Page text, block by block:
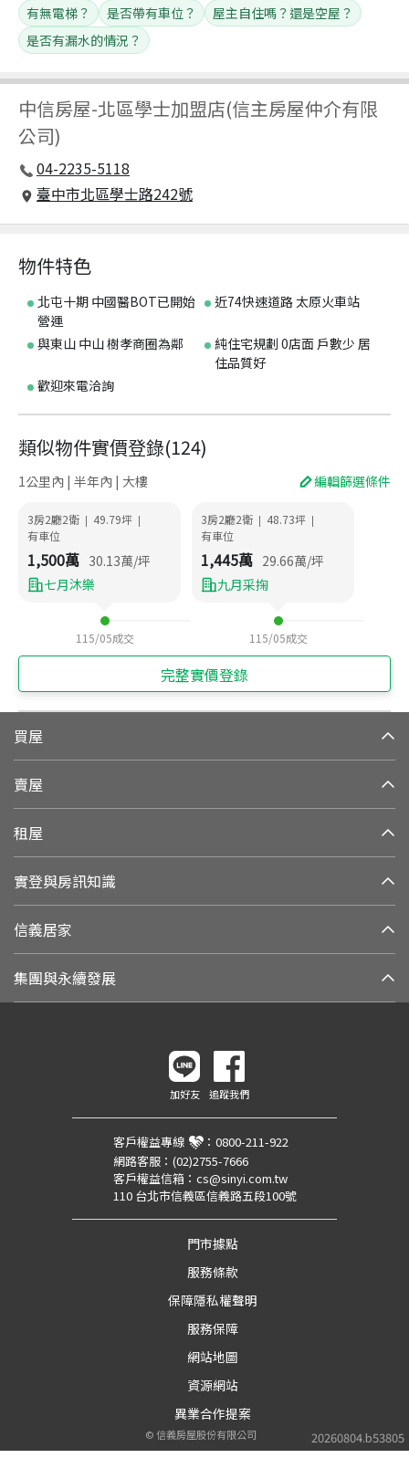
中信房屋-北區學士加盟店(信主房屋仲介有限
公司)
04-2235-5118
臺中市北區學士路242號
有無電梯？ 是否帶有車位？
屋主自住嗎？還是空屋？
是否有漏水的情況？
物件特色
北屯十期 中國醫BOT已開始
營運
近74快速道路 太原火車站
與東山 中山 樹孝商圈為鄰
純住宅規劃 0店面 戶數少 居
住品質好
歡迎來電洽詢
類似物件實價登錄(124)
1公里內 | 半年內 | 大樓 編輯篩選條件
3房2廳2衛 | 49.79坪 |
有車位
1,500萬 30.13萬/坪
七月沐樂
115/05成交
3房2廳2衛 | 48.73坪 |
有車位
1,445萬 29.66萬/坪
九月采掬
115/05成交
完整實價登錄
買屋
賣屋
租屋
實登與房訊知識
信義居家
集團與永續發展
20260804.b53805
加好友 追蹤我們
客戶權益專線 ： 0800-211-922
網路客服： (02)2755-7666
客戶權益信箱： cs@sinyi.com.tw
110 台北市信義區信義路五段100號
門市據點
服務條款
保障隱私權聲明
服務保障
網站地圖
資源網站
異業合作提案
©信義房屋股份有限公司